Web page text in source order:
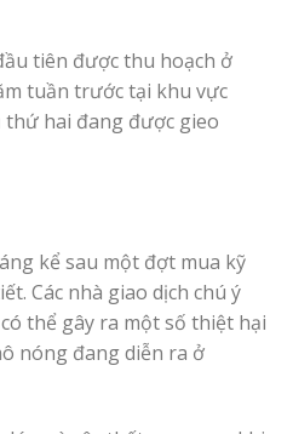
tiên được thu hoạch ở
tuần trước tại khu vực
thứ hai đang được gieo
kể sau một đợt mua kỹ
Các nhà giao dịch chú ý
thể gây ra một số thiệt hại
nóng đang diễn ra ở